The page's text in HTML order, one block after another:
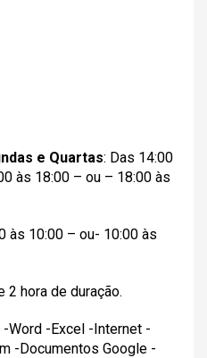
e Quartas: Das 14:00
às 18:00 – ou – 18:00 às
às 10:00 – ou- 10:00 às
2 hora de duração.
Word -Excel -Internet -
-Documentos Google -